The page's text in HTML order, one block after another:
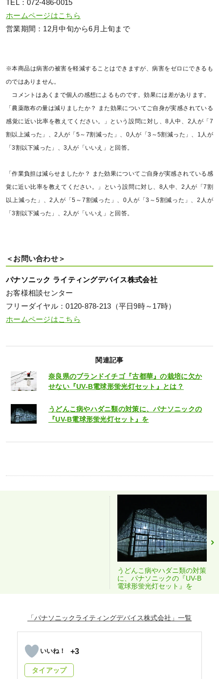
TEL：072-486-0015
ホームページはこちら
営業期間：12月中旬から6月上旬まで
※本商品は病害の被害を軽減することはできますが、病害をゼロにできるも
のではありません。
コメントはあくまで個人の感想によるものです。効果には差があります。
「農薬散布の量は減りましたか？ また効果についてご自身が実感されている
感覚に近い比率を教えてください。」という設問に対し、8人中、2人が「7
割以上減った」、2人が「5～7割減った」、0人が「3～5割減った」、1人が
「3割以下減った」、3人が「いいえ」と回答。
「作業負担は減らせましたか？ また効果についてご自身が実感されている感
覚に近い比率を教えてください。」という設問に対し、8人中、2人が「7割
以上減った」、2人が「5～7割減った」、0人が「3～5割減った」、2人が
「3割以下減った」、2人が「いいえ」と回答。
＜お問い合わせ＞
パナソニック ライティングデバイス株式会社
お客様相談センター
フリーダイヤル：0120-878-213（平日9時～17時）
ホームページはこちら
関連記事
奈良県のブランドイチゴ『古都華』の栽培に欠か
せない『UV-B電球形蛍光灯セット』とは？
うどんこ病やハダニ類の対策に、パナソニックの
『UV-B電球形蛍光灯セット』を
うどんこ病やハダニ類の対策
に、パナソニックの『UV-B
電球形蛍光灯セット』を
「パナソニックライティングデバイス株式会社」
+3
タイアップ